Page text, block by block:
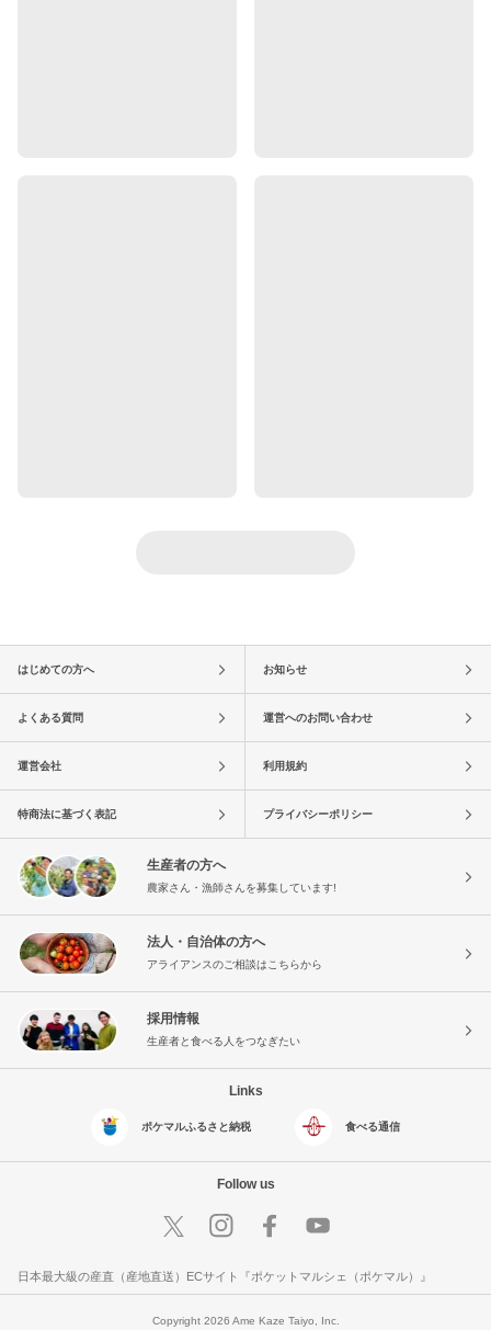
はじめての方へ お知らせ
よくある質問 運営へのお問い合わせ
運営会社 利用規約
特商法に基づく表記 プライバシーポリシー
生産者の方へ
農家さん・漁師さんを募集しています!
法人・自治体の方へ
アライアンスのご相談はこちらから
採用情報
生産者と食べる人をつなぎたい
Links
ポケマルふるさと納税 食べる通信
Follow us
日本最大級の産直（産地直送）ECサイト『ポケットマルシェ（ポケマル）』
Copyright 2026 Ame Kaze Taiyo, Inc.